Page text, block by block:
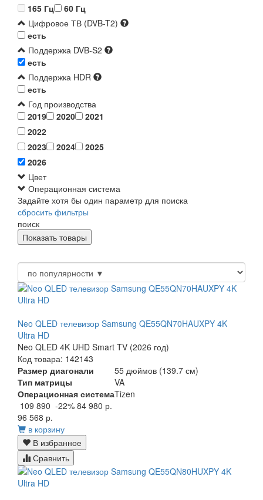
165 Гц
60 Гц
Цифровое ТВ (DVB-T2)
есть
Поддержка DVB-S2
есть
Поддержка HDR
есть
Год производства
2019
2020
2021
2022
2023
2024
2025
2026
Цвет
Операционная система
Задайте хотя бы один параметр для поиска
сбросить фильтры
поиск
Neo QLED телевизор Samsung QE55QN70HAUXPY 4K
Ultra HD
Neo QLED 4K UHD Smart TV (2026 год)
Код товара: 142143
Размер диагонали
55 дюймов (139.7 см)
Тип матрицы
VA
Операционная системаTizen
109 890 -22% 84 980 р.
96 568 р.
в корзину
В избранное
Сравнить